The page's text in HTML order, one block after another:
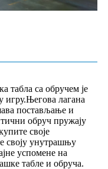
табла са обручем је
игру.Његова лагана
постављање и
обруч пружају
своје
своју унутрашњу
успомене на
табле и обруча.